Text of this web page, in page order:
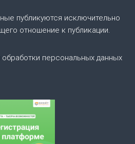
публикуются исключительно
отношение к публикации.
персональных данных